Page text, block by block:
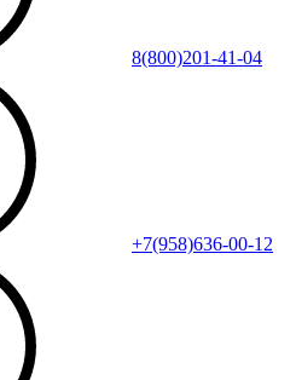
8(800)201-41-04
+7(958)636-00-12